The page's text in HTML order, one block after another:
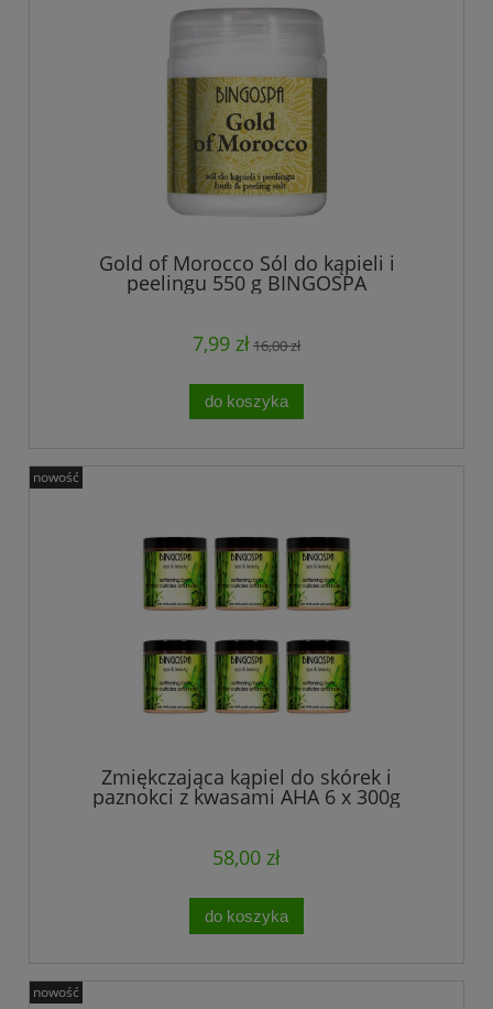
Gold of Morocco Sól do kąpieli i
peelingu 550 g BINGOSPA
7,99 zł16,00 zł
do koszyka
Zmiękczająca kąpiel do skórek i
paznokci z kwasami AHA 6 x 300g
58,00 zł
do koszyka
nowość
nowość